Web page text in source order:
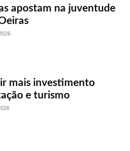
apostam na juventude
mais investimento
e turismo